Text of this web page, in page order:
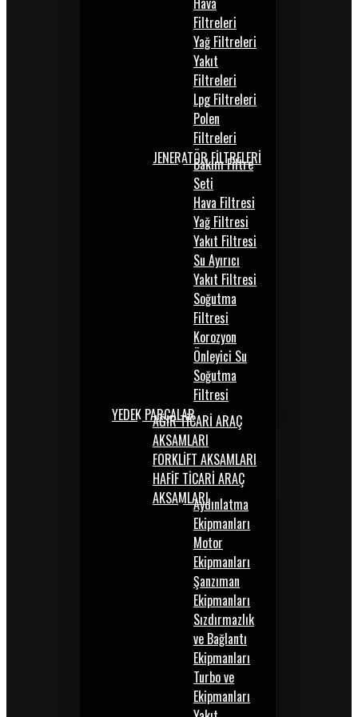
Filtreleri
Yağ Filtreleri
Yakıt
Filtreleri
Lpg Filtreleri
Polen
Filtreleri
JENERATÖR FİLTRELERİ
Bakım Filtre
Seti
Hava Filtresi
Yağ Filtresi
Yakıt Filtresi
Su Ayırıcı
Yakıt Filtresi
Soğutma
Filtresi
Korozyon
Önleyici Su
Soğutma
Filtresi
YEDEK PARÇALARAĞIR TİCARİ ARAÇ
AKSAMLARI
FORKLİFT AKSAMLARI
HAFİF TİCARİ ARAÇ
AKSAMLARIAydınlatma
Ekipmanları
Motor
Ekipmanları
Şanzıman
Ekipmanları
Sızdırmazlık
ve Bağlantı
Ekipmanları
Turbo ve
Ekipmanları